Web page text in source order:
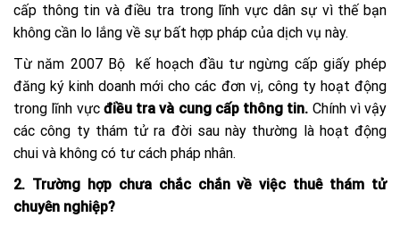
cấp thông tin và điều tra trong lĩnh vực dân sự vì thế bạn
không cần lo lắng về sự bất hợp pháp của dịch vụ này.
Từ năm 2007 Bộ kế hoạch đầu tư ngừng cấp giấy phép
đăng ký kinh doanh mới cho các đơn vị, công ty hoạt động
trong lĩnh vực điều tra và cung cấp thông tin. Chính vì vậy
các công ty thám tử ra đời sau này thường là hoạt động
chui và không có tư cách pháp nhân.
2. Trường hợp chưa chắc chắn về việc thuê thám tử
chuyên nghiệp?